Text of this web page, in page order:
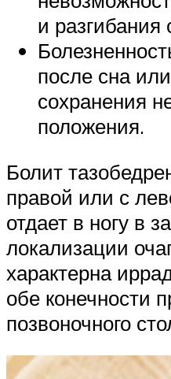
и разгибания
после сна
сохранения
положения.
Болит
правой или с
отдает в ногу в
локализации
характерна
обе конечности
позвоночного